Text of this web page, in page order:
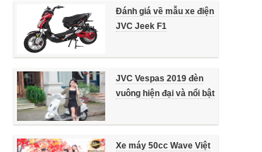
Đánh giá về mẫu xe điện
JVC Jeek F1
JVC Vespas 2019 đèn
vuông hiện đại và nổi bật
Xe máy 50cc Wave Việt